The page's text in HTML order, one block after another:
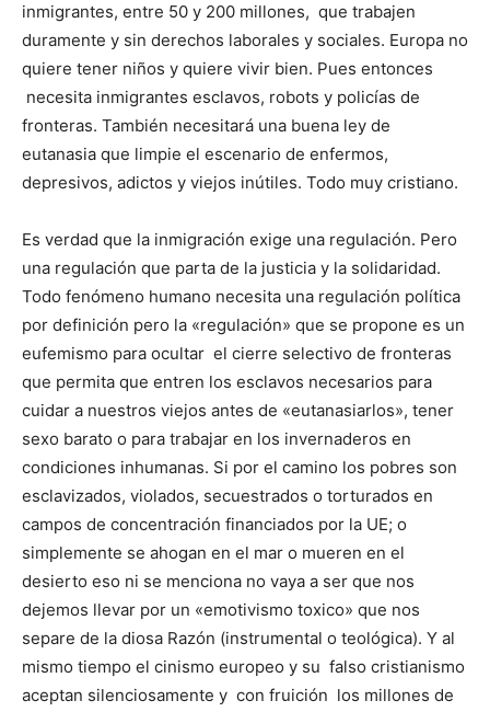
inmigrantes, entre 50 y 200 millones, que trabajen
duramente y sin derechos laborales y sociales. Europa no
quiere tener niños y quiere vivir bien. Pues entonces
necesita inmigrantes esclavos, robots y policías de
fronteras. También necesitará una buena ley de
eutanasia que limpie el escenario de enfermos,
depresivos, adictos y viejos inútiles. Todo muy cristiano.
Es verdad que la inmigración exige una regulación. Pero
una regulación que parta de la justicia y la solidaridad.
Todo fenómeno humano necesita una regulación política
por definición pero la «regulación» que se propone es un
eufemismo para ocultar el cierre selectivo de fronteras
que permita que entren los esclavos necesarios para
cuidar a nuestros viejos antes de «eutanasiarlos», tener
sexo barato o para trabajar en los invernaderos en
condiciones inhumanas. Si por el camino los pobres son
esclavizados, violados, secuestrados o torturados en
campos de concentración financiados por la UE; o
simplemente se ahogan en el mar o mueren en el
desierto eso ni se menciona no vaya a ser que nos
dejemos llevar por un «emotivismo toxico» que nos
separe de la diosa Razón (instrumental o teológica). Y al
mismo tiempo el cinismo europeo y su falso cristianismo
aceptan silenciosamente y con fruición los millones de